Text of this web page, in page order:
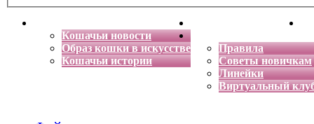
Кошачьи новости
Образ кошки в искусстве
Кошачьи истории
Энциклопедия кошек
Правила
Советы новичкам
Линейки
Виртуальный